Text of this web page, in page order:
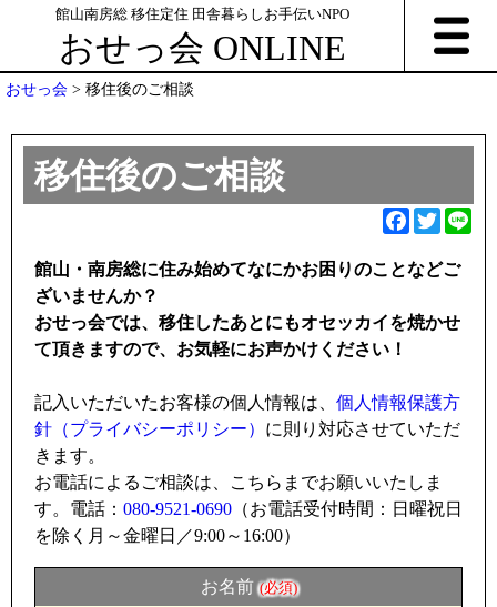
館山南房総 移住定住 田舎暮らしお手伝いNPO
おせっ会 ONLINE
おせっ会 > 移住後のご相談
移住後のご相談
F
c
b
k
T
i
t
館山・南房総に住み始めてなにかお困りのことなどご
ざいませんか？
おせっ会では、移住したあとにもオセッカイを焼かせ
て頂きますので、お気軽にお声かけください！
記入いただいたお客様の個人情報は、 個人情報保護方
針（プライバシーポリシー） に則り対応させていただ
きます。
お電話によるご相談は、こちらまでお願いいたしま
す。電話： 080-9521-0690 （お電話受付時間：日曜祝日
を除く月～金曜日／9:00～16:00）
お名前 (必須)